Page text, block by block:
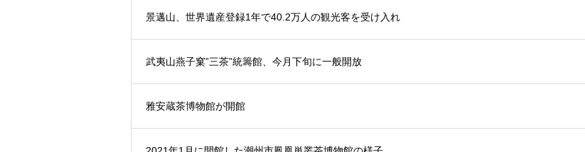
景邁山、世界遺産登録1年で40.2万人の観光客を受け入れ
武夷山燕子窠”三茶”統籌館、今月下旬に一般開放
雅安蔵茶博物館が開館